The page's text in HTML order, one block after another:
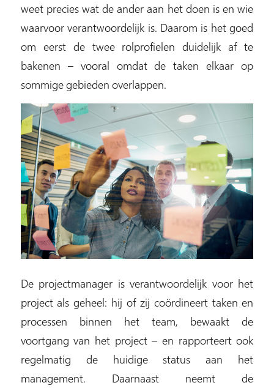
weet precies wat de ander aan het doen is en wie
waarvoor verantwoordelijk is. Daarom is het goed
om eerst de twee rolprofielen duidelijk af te
bakenen – vooral omdat de taken elkaar op
sommige gebieden overlappen.
De projectmanager is verantwoordelijk voor het
project als geheel: hij of zij coördineert taken en
processen binnen het team, bewaakt de
voortgang van het project – en rapporteert ook
regelmatig de huidige status aan het
management. Daarnaast neemt de